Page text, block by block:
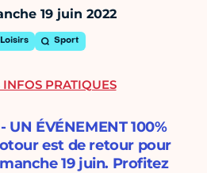
19 juin 2022
Loisirs Sport
UN ÉVÉNEMENT 100%
est de retour pour
19 juin. Profitez
PRATIQUES